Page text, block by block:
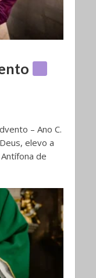
– Ano C.
elevo a
de